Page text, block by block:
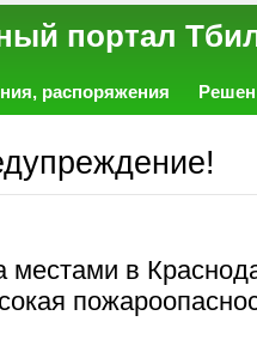
распоряжения
местами в